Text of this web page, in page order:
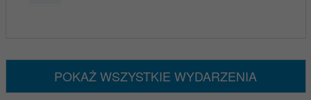
POKAŻ WSZYSTKIE WYDARZENIA